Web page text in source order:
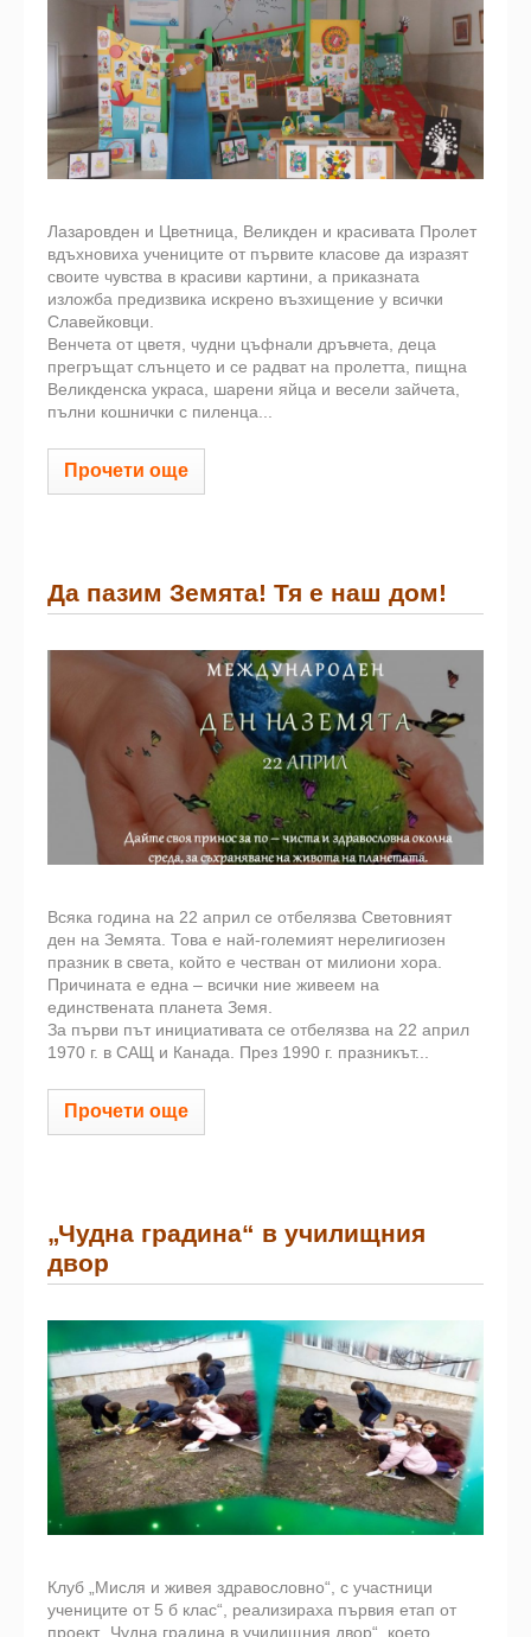
Лазаровден и Цветница, Великден и красивата Пролет
вдъхновиха учениците от първите класове да изразят
своите чувства в красиви картини, а приказната
изложба предизвика искрено възхищение у всички
Славейковци.
Венчета от цветя, чудни цъфнали дръвчета, деца
прегръщат слънцето и се радват на пролетта, пищна
Великденска украса, шарени яйца и весели зайчета,
пълни кошнички с пиленца...
Прочети още
Да пазим Земята! Тя е наш дом!
Всяка година на 22 април се отбелязва Световният
ден на Земята. Това е най-големият нерелигиозен
празник в света, който е честван от милиони хора.
Причината е една – всички ние живеем на
единствената планета Земя.
За първи път инициативата се отбелязва на 22 април
1970 г. в САЩ и Канада. През 1990 г. празникът...
Прочети още
„Чудна градина“ в училищния
двор
Клуб „Мисля и живея здравословно“, с участници
учениците от 5 б клас“, реализираха първия етап от
проект „Чудна градина в училищния двор“, което